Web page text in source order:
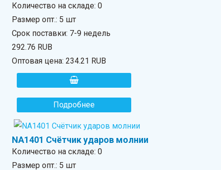
Количество на складе:0
Размер опт.: 5 шт
Срок поставки: 7-9 недель
292.76 RUB
Оптовая цена:234.21 RUB
Подробнее
NA1401 Счётчик ударов молнии
Количество на складе:0
Размер опт.: 5 шт